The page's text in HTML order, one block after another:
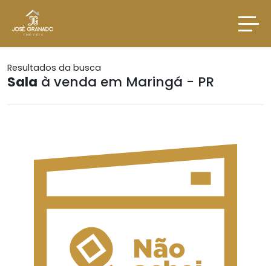
Resultados da busca
Sala à venda em Maringá - PR